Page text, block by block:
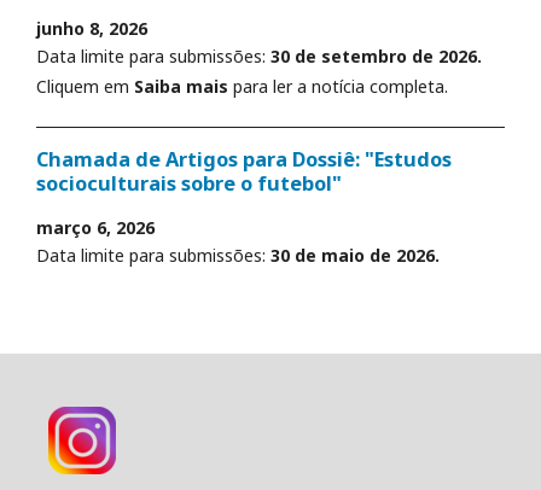
junho 8, 2026
Data limite para submissões: 30 de setembro de 2026.
Cliquem em Saiba mais para ler a notícia completa.
Chamada de Artigos para Dossiê: "Estudos
socioculturais sobre o futebol"
março 6, 2026
Data limite para submissões: 30 de maio de 2026.